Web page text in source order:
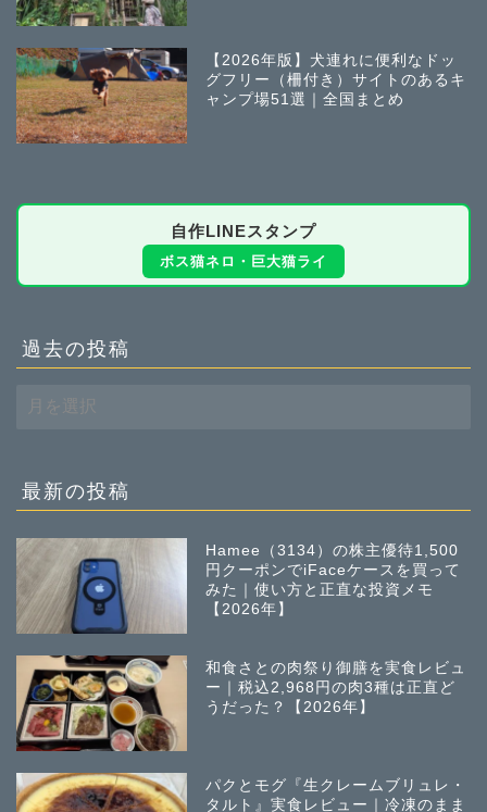
【2026年版】犬連れに便利なドッ
グフリー（柵付き）サイトのあるキ
ャンプ場51選｜全国まとめ
自作LINEスタンプ
ボス猫ネロ・巨大猫ライ
過去の投稿
去
稿
最新の投稿
Hamee（3134）の株主優待1,500
円クーポンでiFaceケースを買って
みた｜使い方と正直な投資メモ
【2026年】
和食さとの肉祭り御膳を実食レビュ
ー｜税込2,968円の肉3種は正直ど
うだった？【2026年】
パクとモグ『生クレームブリュレ・
タルト』実食レビュー｜冷凍のまま